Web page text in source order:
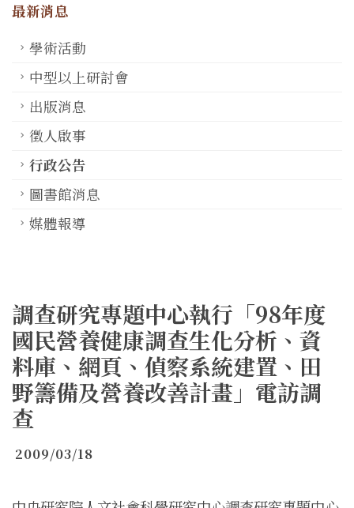
最新消息
學術活動
中型以上研討會
出版消息
徵人啟事
行政公告
圖書館消息
媒體報導
調查研究專題中心執行「98年度
國民營養健康調查生化分析、資
料庫、網頁、偵察系統建置、田
野籌備及營養改善計畫」電訪調
查
2009/03/18